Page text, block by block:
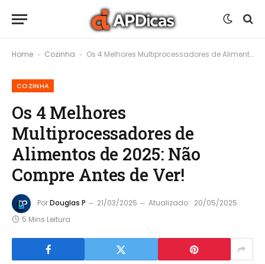
Home - Cozinha - Os 4 Melhores Multiprocessadores de Alimentos de 2025: Não Compre Antes de Ver!
COZINHA
Os 4 Melhores
Multiprocessadores de
Alimentos de 2025: Não
Compre Antes de Ver!
PorDouglas P 21/03/2025 Atualizado: 20/05/2025
5 Mins Leitura